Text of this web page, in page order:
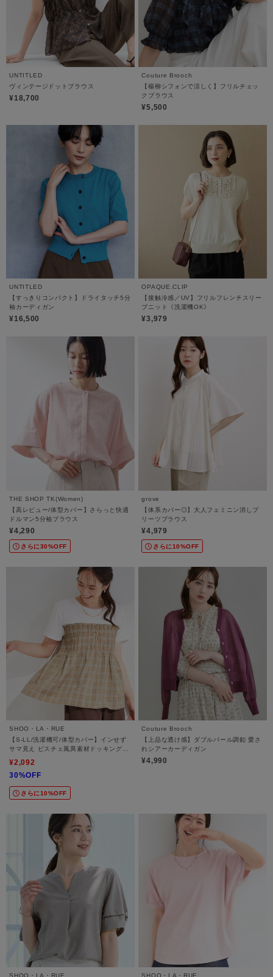
UNTITLED
ヴィンテージドットブラウス
¥18,700
Couture Brooch
【楊柳シフォンで涼しく】フリルチェッ
クブラウス
¥5,500
UNTITLED
【すっきりコンパクト】ドライタッチ5分
袖カーディガン
¥16,500
OPAQUE.CLIP
【接触冷感／UV】フリルフレンチスリー
ブニット《洗濯機OK》
¥3,979
THE SHOP TK(Women)
【高レビュー/体型カバー】さらっと快適
ドルマン5分袖ブラウス
¥4,290
さらに30%OFF
grove
【体系カバー◎】大人フェミニン消しプ
リーツブラウス
¥4,979
さらに10%OFF
SHOO・LA・RUE
【S-LL/洗濯機可/体型カバー】インせず
サマ見え ビスチェ風異素材ドッキングT
¥2,092
30%OFF
さらに10%OFF
Couture Brooch
【上品な透け感】ダブルパール調釦 愛さ
れシアーカーディガン
¥4,990